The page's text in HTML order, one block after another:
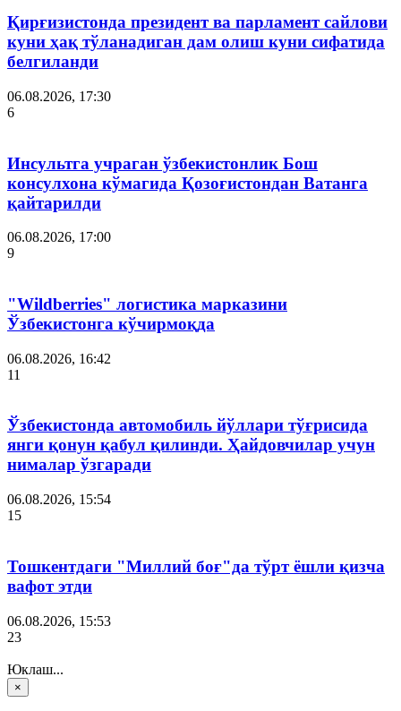
Қирғизистонда президент ва парламент сайлови
куни ҳақ тўланадиган дам олиш куни сифатида
белгиланди
06.08.2026, 17:30
6
Инсультга учраган ўзбекистонлик Бош
консулхона кўмагида Қозоғистондан Ватанга
қайтарилди
06.08.2026, 17:00
9
"Wildberries" логистика марказини
Ўзбекистонга кўчирмоқда
06.08.2026, 16:42
11
Ўзбекистонда автомобиль йўллари тўғрисида
янги қонун қабул қилинди. Ҳайдовчилар учун
нималар ўзгаради
06.08.2026, 15:54
15
Тошкентдаги "Миллий боғ"да тўрт ёшли қизча
вафот этди
06.08.2026, 15:53
23
Юклаш...
×